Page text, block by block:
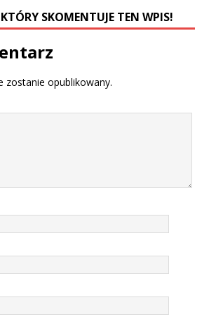
SKOMENTUJE TEN WPIS!
zostanie opublikowany.